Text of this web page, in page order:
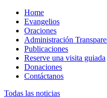
Home
Evangelios
Oraciones
Administración
Publicaciones
Reserve una visita guiada
Donaciones
Contáctanos
Todas las noticias